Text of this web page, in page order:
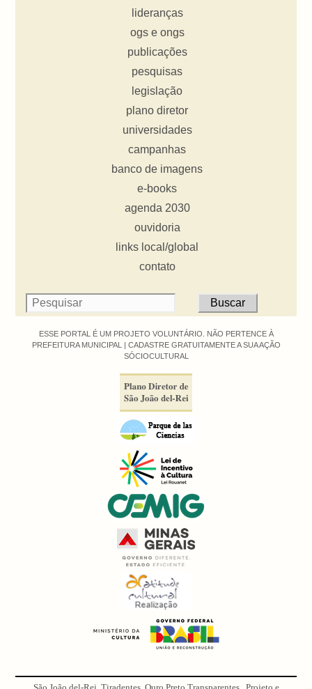
lideranças
ogs e ongs
publicações
pesquisas
legislação
plano diretor
universidades
campanhas
banco de imagens
e-books
agenda 2030
ouvidoria
links local/global
contato
ESSE PORTAL É UM PROJETO VOLUNTÁRIO. NÃO PERTENCE À
PREFEITURA MUNICIPAL | CADASTRE GRATUITAMENTE A SUA AÇÃO
SÓCIOCULTURAL